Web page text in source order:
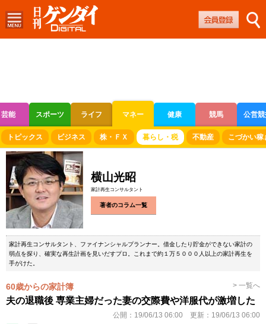
芸能 スポーツ ライフ マネー 健康 競馬 公営
ボートレース 競輪 オートレース
トピックス ビジネス 株・ＦＸ 暮らし・税 不動産 こづかい稼
横山光昭
家計再生コンサルタント
著者のコラム一覧
家計再生コンサルタント、ファイナンシャルプランナー。借金したり貯金ができない家計の
弱点を探り、確実な再生計画を見いだすプロ。これまで約１万５０００人以上の家計再生を
手がけた。
60歳からの家計簿 > 一覧へ
夫の退職後 専業主婦だった妻の交際費や洋服代が激増した
公開： 19/06/13 06:00 更新： 19/06/13 06:00